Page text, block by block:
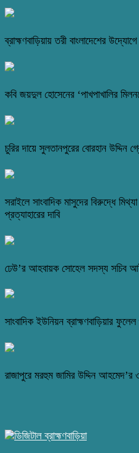
ব্রাহ্মণবাড়িয়ায় তরী বাংলাদেশের
কবি জয়দুল হোসেনের ‘পাখপাখালির
চুরির দায়ে সুলতানপুরের বোরহান উদ্দিন
সরাইলে সাংবাদিক মাসুদের বিরুদ্ধে
প্রত্যাহারের দাবি
ঢেউ’র আহবায়ক সোহেল সদস্য সচিব
সাংবাদিক ইউনিয়ন ব্রাহ্মণবাড়িয়ার
রাজাপুরে মরহুম জামির উদ্দিন আহমেদ’র